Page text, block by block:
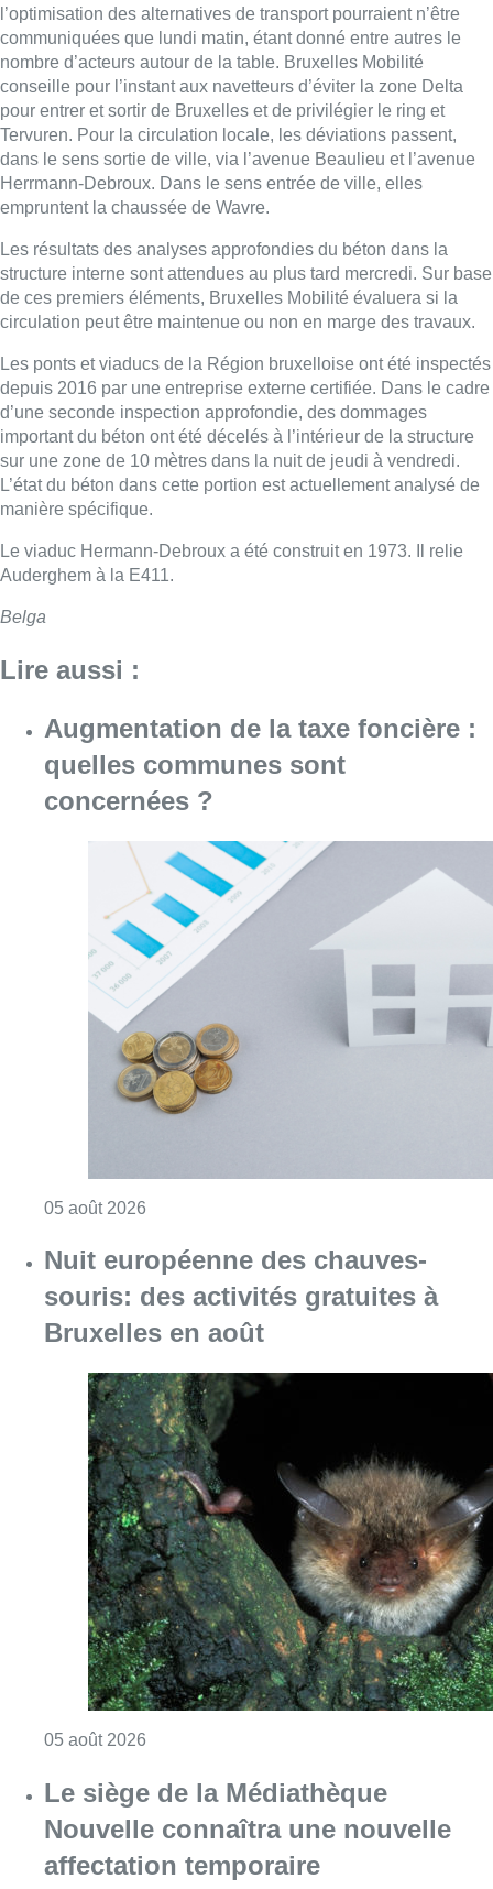
l’optimisation des alternatives de transport pourraient n’être
communiquées que lundi matin, étant donné entre autres le
nombre d’acteurs autour de la table. Bruxelles Mobilité
conseille pour l’instant aux navetteurs d’éviter la zone Delta
pour entrer et sortir de Bruxelles et de privilégier le ring et
Tervuren. Pour la circulation locale, les déviations passent,
dans le sens sortie de ville, via l’avenue Beaulieu et l’avenue
Herrmann-Debroux. Dans le sens entrée de ville, elles
empruntent la chaussée de Wavre.
Les résultats des analyses approfondies du béton dans la
structure interne sont attendues au plus tard mercredi. Sur base
de ces premiers éléments, Bruxelles Mobilité évaluera si la
circulation peut être maintenue ou non en marge des travaux.
Les ponts et viaducs de la Région bruxelloise ont été inspectés
depuis 2016 par une entreprise externe certifiée. Dans le cadre
d’une seconde inspection approfondie, des dommages
important du béton ont été décelés à l’intérieur de la structure
sur une zone de 10 mètres dans la nuit de jeudi à vendredi.
L’état du béton dans cette portion est actuellement analysé de
manière spécifique.
Le viaduc Hermann-Debroux a été construit en 1973. Il relie
Auderghem à la E411.
Belga
Lire aussi :
Augmentation de la taxe foncière :
quelles communes sont
concernées ?
05 août 2026
Nuit européenne des chauves-
souris: des activités gratuites à
Bruxelles en août
05 août 2026
Le siège de la Médiathèque
Nouvelle connaîtra une nouvelle
affectation temporaire